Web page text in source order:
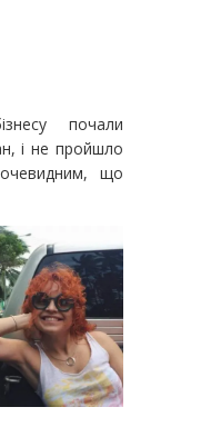
почали
і не пройшло
що